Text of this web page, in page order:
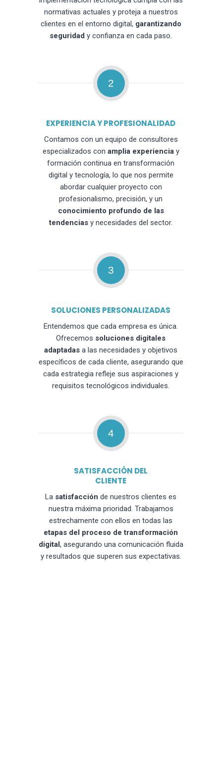
normativas actuales y proteja a nuestros
clientes en el entorno digital, garantizando
seguridad y confianza en cada paso.
2
EXPERIENCIA Y PROFESIONALIDAD
Contamos con un equipo de consultores
especializados con amplia experienciay
formación continua en transformación
digital y tecnología, lo que nos permite
abordar cualquier proyecto con
profesionalismo, precisión, y un
conocimiento profundo de las
tendencias y necesidades del sector.
3
SOLUCIONES PERSONALIZADAS
Entendemos que cada empresa es única.
Ofrecemos soluciones digitales
adaptadas a las necesidades y objetivos
específicos de cada cliente, asegurando que
cada estrategia refleje sus aspiraciones y
requisitos tecnológicos individuales.
4
SATISFACCIÓN DEL
CLIENTE
La satisfacción de nuestros clientes es
nuestra máxima prioridad. Trabajamos
estrechamente con ellos en todas las
etapas del proceso de transformación
digital, asegurando una comunicación fluida
y resultados que superen sus expectativas.